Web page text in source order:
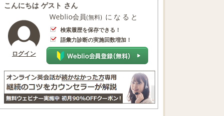
こんにちは ゲスト さん
ログイン
Weblio会員(無料) になると
検索履歴を保存できる！
語彙力診断の実施回数増加！